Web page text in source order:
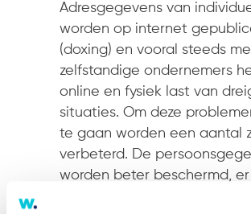
Adresgegevens van
worden op internet
(doxing) en vooral steeds
zelfstandige ondernemers
online en fysiek last van
situaties. Om deze
te gaan worden een aantal
verbeterd. De
worden beter beschermd,
een rem op ongewenste